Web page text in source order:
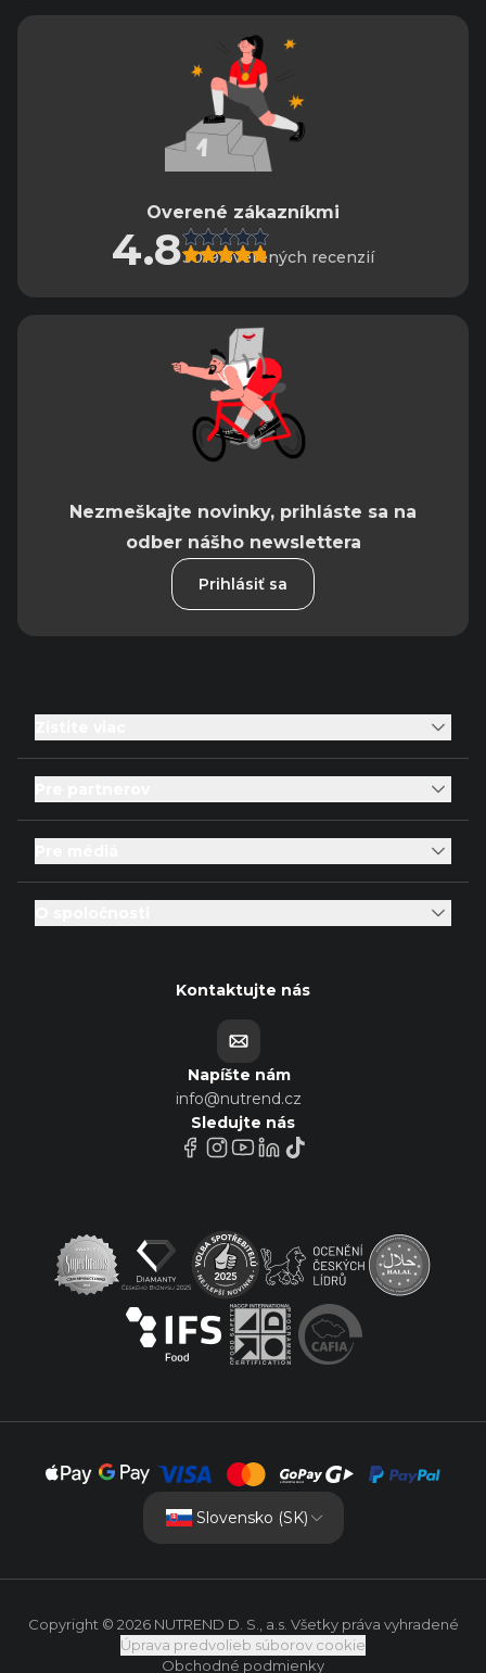
Overené zákazníkmi
4.83019 overených recenzií
Nezmeškajte novinky, prihláste sa na
odber nášho newslettera
Prihlásiť sa
Kontaktujte nás
Napíšte nám
info@nutrend.cz
Sledujte nás
Slovensko (SK)
Copyright © 2026 NUTREND D. S., a.s. Všetky práva vyhradené
Úprava predvolieb súborov cookie
Obchodné podmienky